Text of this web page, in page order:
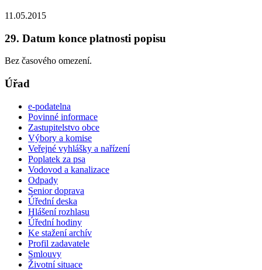
11.05.2015
29. Datum konce platnosti popisu
Bez časového omezení.
Úřad
e-podatelna
Povinné informace
Zastupitelstvo obce
Výbory a komise
Veřejné vyhlášky a nařízení
Poplatek za psa
Vodovod a kanalizace
Odpady
Senior doprava
Úřední deska
Hlášení rozhlasu
Úřední hodiny
Ke stažení archív
Profil zadavatele
Smlouvy
Životní situace